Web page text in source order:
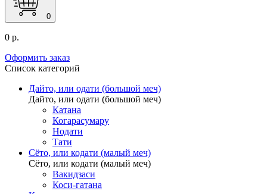
0
0 р.
Оформить заказ
Список категорий
Дайто, или одати (большой меч)
Дайто, или одати (большой меч)
Катана
Когарасумару
Нодати
Тати
Сёто, или кодати (малый меч)
Сёто, или кодати (малый меч)
Вакидзаси
Коси-гатана